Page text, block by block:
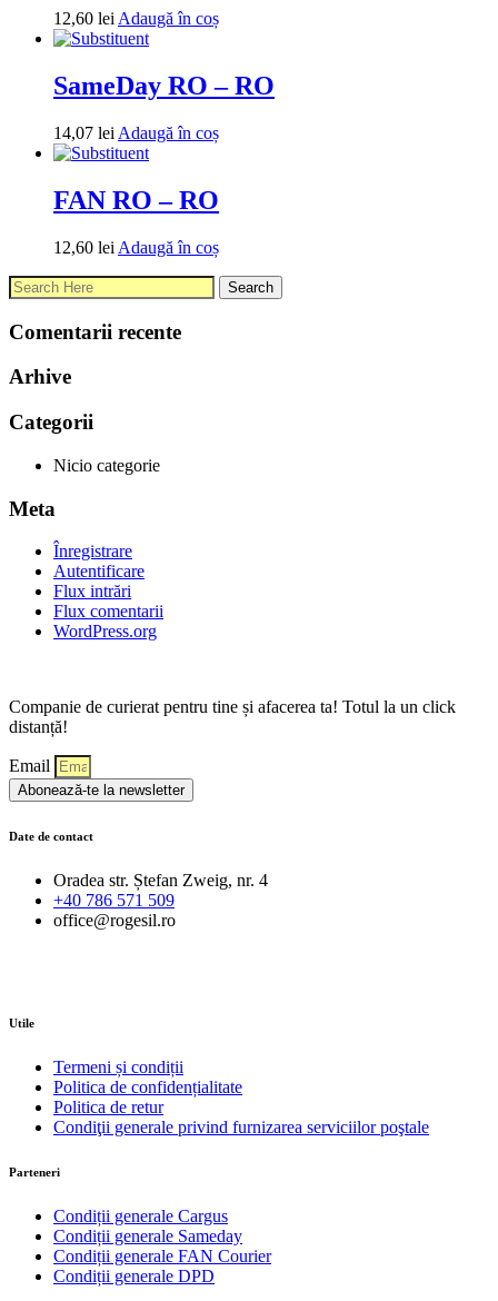
12,60 lei Adaugă în coș
SameDay RO – RO
14,07 lei Adaugă în coș
FAN RO – RO
12,60 lei Adaugă în coș
Comentarii recente
Arhive
Categorii
Nicio categorie
Meta
Înregistrare
Autentificare
Flux intrări
Flux comentarii
WordPress.org
Companie de curierat pentru tine și afacerea ta! Totul la un click
distanță!
Email
Abonează-te la newsletter
Date de contact
Oradea str. Ștefan Zweig, nr. 4
+40 786 571 509
office@rogesil.ro
Utile
Termeni și condiții
Politica de confidențialitate
Politica de retur
Condiţii generale privind furnizarea serviciilor poştale
Parteneri
Condiții generale Cargus
Condiții generale Sameday
Condiții generale FAN Courier
Condiții generale DPD